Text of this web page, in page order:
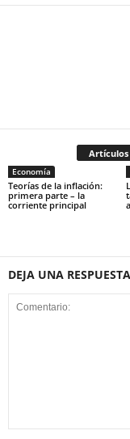
Economía
Teorías de la inflación:
primera parte – la
corriente principal
DEJA UNA RESPUESTA